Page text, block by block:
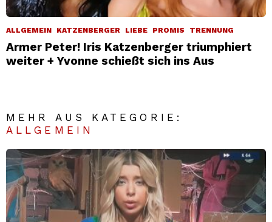
ALLGEMEIN KATZENBERGER LIEBE PROMIS TRENNUNG
Armer Peter! Iris Katzenberger triumphiert
weiter + Yvonne schießt sich ins Aus
MEHR AUS KATEGORIE:
ALLGEMEIN